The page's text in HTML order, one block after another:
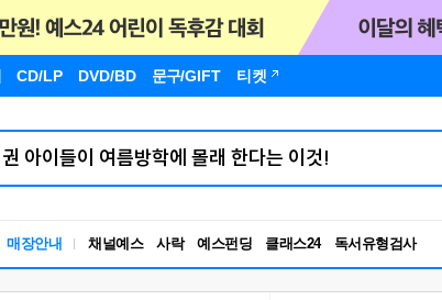
CD/LP DVD/BD 문구/GIFT 티켓
매장안내 채널예스 사락 예스펀딩 클래스24
RBTI Lab
독서유형검사